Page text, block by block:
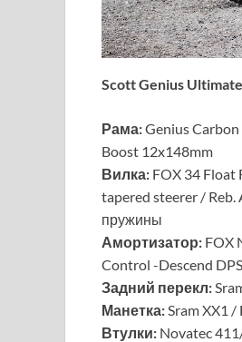
Scott Genius
Рама:Genius
Boost 12x148mm
Вилка: FOX 34 Float
tapered steerer /
пружины
Амортизатор: FOX
Control -Descend
Задний перекл:
Манетка:Sram XX1 /
Втулки: Novatec